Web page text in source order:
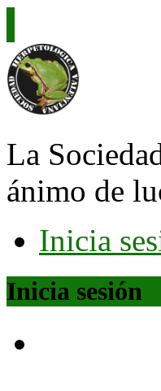
La
ánimo de
Inicia
Inicia sesión